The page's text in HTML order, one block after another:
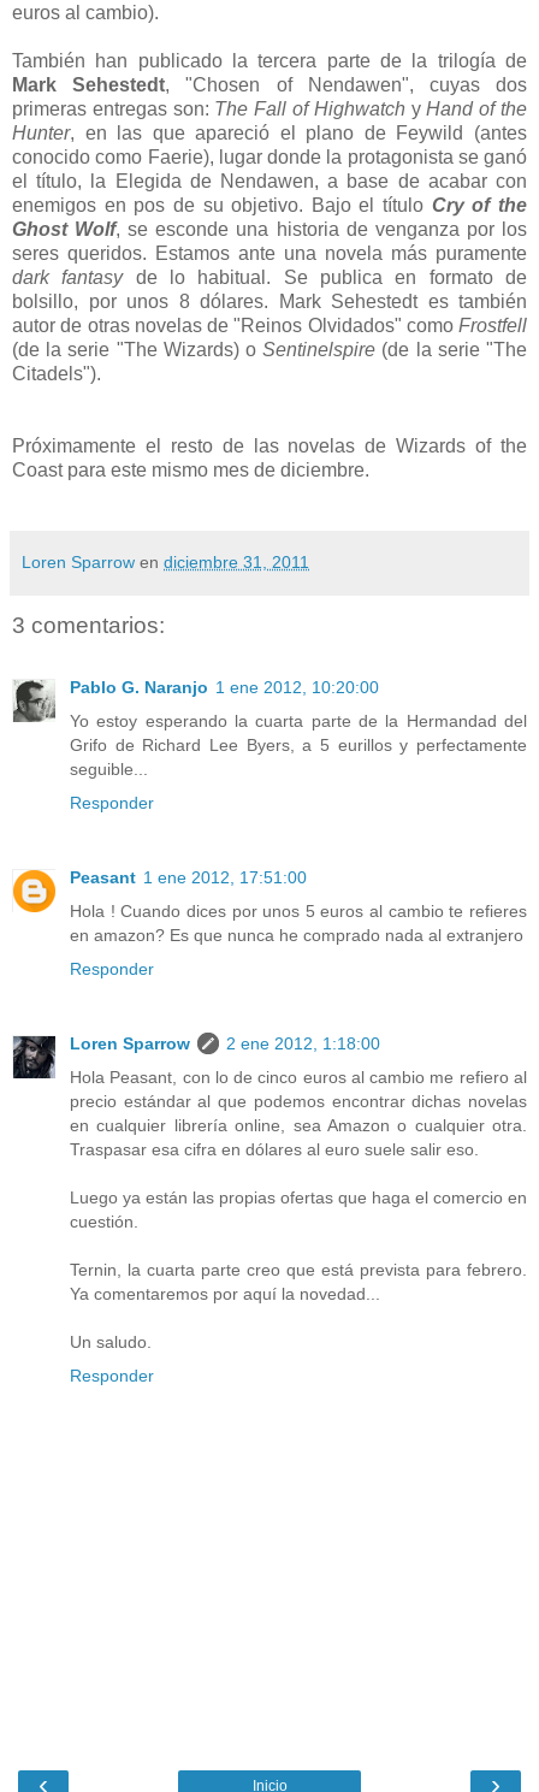
euros al cambio).
También han publicado la tercera parte de la trilogía de
Mark Sehestedt, "Chosen of Nendawen", cuyas dos
primeras entregas son: The Fall of Highwatch yHand of the
Hunter, en las que apareció el plano de Feywild (antes
conocido como Faerie), lugar donde la protagonista se ganó
el título, la Elegida de Nendawen, a base de acabar con
enemigos en pos de su objetivo. Bajo el título Cry of the
Ghost Wolf, se esconde una historia de venganza por los
seres queridos. Estamos ante una novela más puramente
dark fantasyde lo habitual. Se publica en formato de
bolsillo, por unos 8 dólares. Mark Sehestedt es también
autor de otras novelas de "Reinos Olvidados" como Frostfell
(de la serie "The Wizards) oSentinelspire (de la serie "The
Citadels").
Próximamente el resto de las novelas de Wizards of the
Coast para este mismo mes de diciembre.
Loren Sparrow en diciembre 31, 2011
3 comentarios:
Pablo G. Naranjo 1 ene 2012, 10:20:00
Yo estoy esperando la cuarta parte de la Hermandad del
Grifo de Richard Lee Byers, a 5 eurillos y perfectamente
seguible...
Responder
Peasant 1 ene 2012, 17:51:00
Hola ! Cuando dices por unos 5 euros al cambio te refieres
en amazon? Es que nunca he comprado nada al extranjero
Responder
Loren Sparrow
2 ene 2012, 1:18:00
Hola Peasant, con lo de cinco euros al cambio me refiero al
precio estándar al que podemos encontrar dichas novelas
en cualquier librería online, sea Amazon o cualquier otra.
Traspasar esa cifra en dólares al euro suele salir eso.
Luego ya están las propias ofertas que haga el comercio en
cuestión.
Ternin, la cuarta parte creo que está prevista para febrero.
Ya comentaremos por aquí la novedad...
Un saludo.
Responder
‹ ›
Inicio